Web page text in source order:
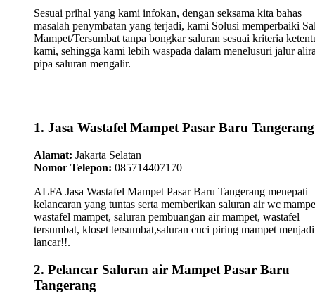
Sesuai prihal yang kami infokan, dengan seksama kita bahas
masalah penymbatan yang terjadi, kami Solusi memperbaiki
Mampet/Tersumbat tanpa bongkar saluran sesuai kriteria
kami, sehingga kami lebih waspada dalam menelusuri jalur
pipa saluran mengalir.
1. Jasa Wastafel Mampet Pasar Baru Tangerang
Alamat: Jakarta Selatan
Nomor Telepon: 085714407170
ALFA Jasa Wastafel Mampet Pasar Baru Tangerang menepati
kelancaran yang tuntas serta memberikan saluran air wc
wastafel mampet, saluran pembuangan air mampet, wastafel
tersumbat, kloset tersumbat,saluran cuci piring mampet menjadi
lancar!!.
2. Pelancar Saluran air Mampet Pasar Baru
Tangerang